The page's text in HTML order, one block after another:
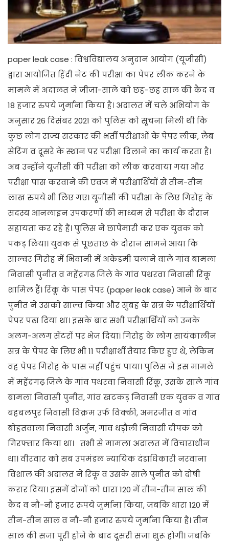
paper leak case : विश्वविद्यालय अनुदान आयोग (यूजीसी)
द्वारा आयोजित हिंदी नेट की परीक्षा का पेपर लीक करने के
मामले में अदालत ने जीजा-साले को छह-छह साल की कैद व
18 हजार रुपये जुर्माना किया है। अदालत में चले अभियोग के
अनुसार 26 दिसंबर 2021 को पुलिस को सूचना मिली थी कि
कुछ लोग राज्य सरकार की भर्ती परीक्षाओं के पेपर लीक, लैब
सेटिंग व दूसरे के स्थान पर परीक्षा दिलाने का कार्य करता है।
अब उन्होंने यूजीसी की परीक्षा को लीक करवाया गया और
परीक्षा पास करवाने की एवज में परीक्षार्थियों से तीन-तीन
लाख रुपये भी लिए गए। यूजीसी की परीक्षा के लिए गिरोह के
सदस्य आनलाइन उपकरणों की माध्यम से परीक्षा के दौरान
सहायता कर रहे हैं। पुलिस ने छापेमारी कर एक युवक को
पकड़लिया। युवक से पूछताछ के दौरान सामने आया कि
साल्वरगिरोह में भिवानी में अकेडमी चलाने वाले गांव बामला
निवासी पुनीत व महेंद्रगढ़ जिले के गांव पथरवा निवासी रिंकू
शामिल हैं। रिंकू के पास पेपर (paper leak case) आने के बाद
पुनीत ने उसको साल्व किया और सुबह के सत्र के परीक्षार्थियों
पेपर पढ़ा दिया था। इसके बाद सभी परीक्षार्थियों को उनके
अलग-अलग सेंटरों पर भेज दिया। गिरोह के लोग सायंकालीन
सत्र के पेपर के लिए भी 11 परीक्षार्थी तैयार किए हुए थे, लेकिन
वह पेपर गिरोह के पास नहीं पहुंच पाया। पुलिस ने इस मामले
में महेंद्रगढ़ जिले के गांव पथरवा निवासी रिंकू, उसके साले गांव
बामला निवासी पुनीत, गांवखटकड़ निवासी एक युवकव गांव
बहबलपुर निवासी विक्रम उर्फ विक्की, अमरजीत व गांव
बोहतवालानिवासी अर्जुन, गांव धड़ौलीनिवासी दीपक को
गिरफ्तार किया था। तभी से मामला अदालत में विचाराधीन
था। वीरवार को सब उपमंडल न्यायिक दंडाधिकारी नरवाना
विशाल की अदालत ने रिंकू व उसके साले पुनीत को दोषी
करार दिया। इसमें दोनों को धारा 120 में तीन-तीन साल की
कैद व नौ-नौ हजार रुपये जुर्माना किया, जबकि धारा 120 में
तीन-तीन साल व नौ-नौ हजार रुपये जुर्माना किया है। तीन
साल की सजा पूरी होने के बाद दूसरी सजा शुरू होगी। जबकि